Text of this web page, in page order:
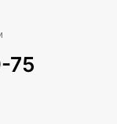
75